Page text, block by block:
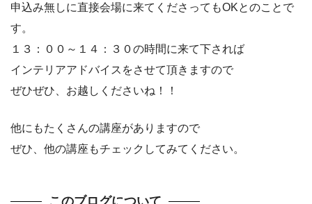
申込み無しに直接会場に来てくださってもOKとのことで
す。
１３：００～１４：３０の時間に来て下されば
インテリアアドバイスをさせて頂きますので
ぜひぜひ、お越しくださいね！！
他にもたくさんの講座がありますので
ぜひ、他の講座もチェックしてみてください。
このブログについて